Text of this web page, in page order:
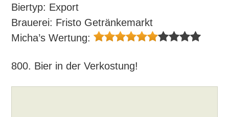
Biertyp: Export
Brauerei: Fristo Getränkemarkt
Micha’s Wertung:
800. Bier in der Verkostung!